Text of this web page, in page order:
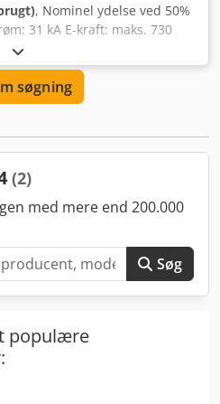
, Nominel ydelse ved 50%
31 kA E-kraft: maks. 730
elektroderarme 170 mm option
MPS15036 5 tider, 1
Cedpfx Aboyrx Najueha ---
og idriftsættelse efter
oplysninger på vores
søgning
(2)
med mere end 200.000
Søg
populære